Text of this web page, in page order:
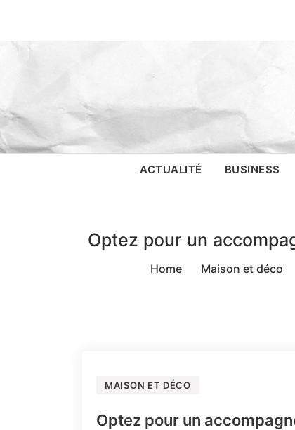
content
ACTUALITÉ BUSINESS
Optez pour un
Home Maison et déco
MAISON ET DÉCO
Optez pour un